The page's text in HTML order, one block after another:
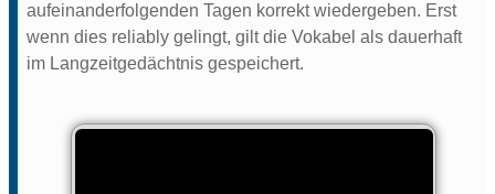
aufeinanderfolgenden Tagen korrekt wiedergeben. Erst
wenn dies reliably gelingt, gilt die Vokabel als dauerhaft
im Langzeitgedächtnis gespeichert.